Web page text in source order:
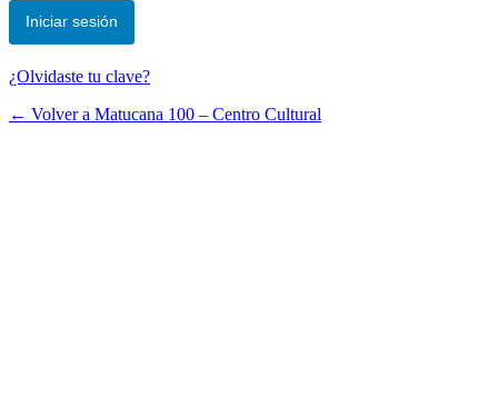
¿Olvidaste tu clave?
← Volver a Matucana 100 – Centro Cultural